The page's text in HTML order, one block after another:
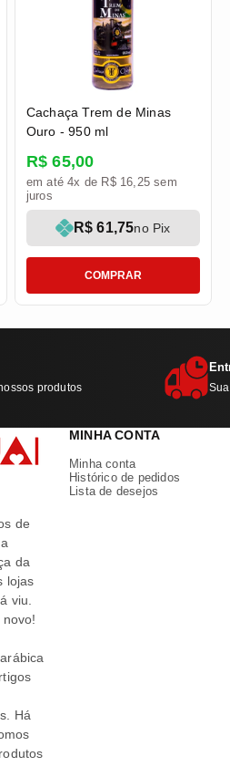
Cachaça Trem de Minas
Ouro - 950 ml
R$ 65,00
R$ 61,75no Pix
em até 4x de R$ 16,25 sem
juros
COMPRAR
produtos
de
da
lojas
viu.
Há
MINHA CONTA
Minha conta
Histórico de pedidos
Lista de desejos